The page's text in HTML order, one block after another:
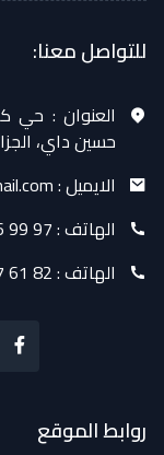
للتواصل معنا:
العنوان :
حسين داي،
الايميل :
الهاتف :99 97
الهاتف :61 82
روابط الموقع